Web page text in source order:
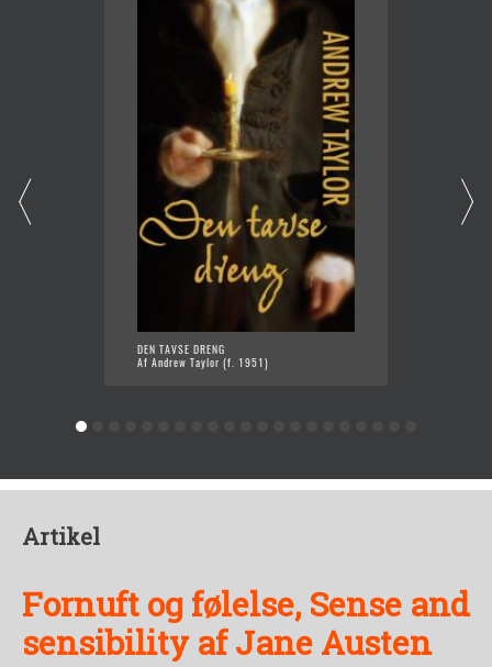
DEN TAVSE DRENG
Af Andrew Taylor (f. 1951)
Artikel
Fornuft og følelse, Sense and
sensibility af Jane Austen